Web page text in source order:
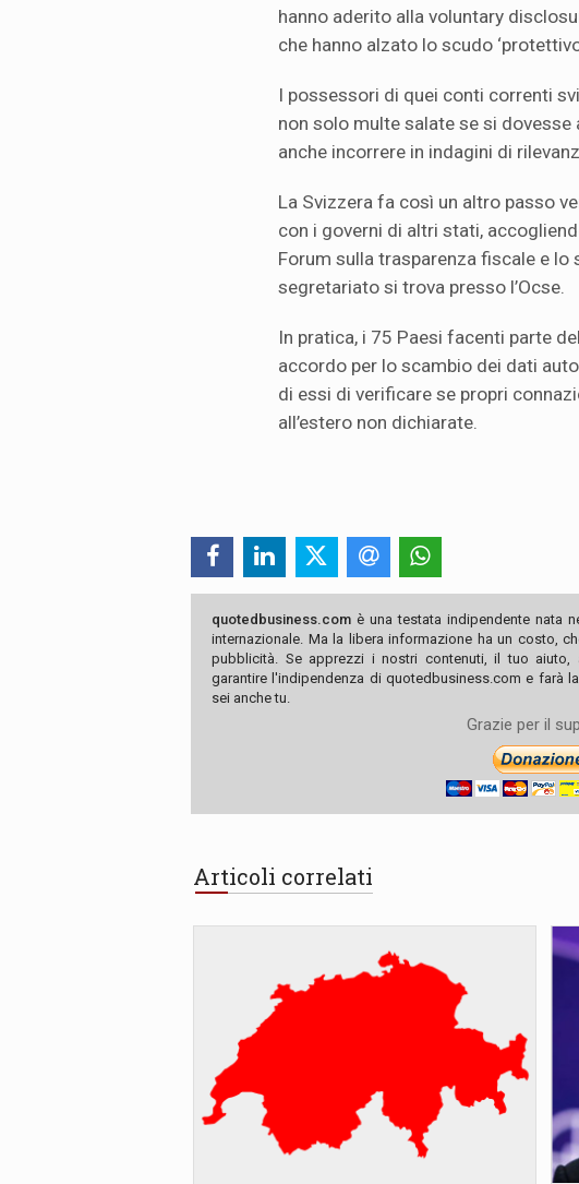
hanno aderito alla voluntary
che hanno alzato lo scudo
I possessori di quei conti correnti
non solo multe salate se si
anche incorrere in indagini di
La Svizzera fa così un altro passo
con i governi di altri stati,
Forum sulla trasparenza fiscale e
segretariato si trova presso l’Ocse.
In pratica, i 75 Paesi facenti parte
accordo per lo scambio dei dati
di essi di verificare se propri
all’estero non dichiarate.
quotedbusiness.com è una testata indipendente nata
internazionale. Ma la libera informazione ha un costo,
pubblicità. Se apprezzi i nostri contenuti, il tuo
garantire l'indipendenza di quotedbusiness.com e farà
sei anche tu.
Grazie per il
Articoli correlati